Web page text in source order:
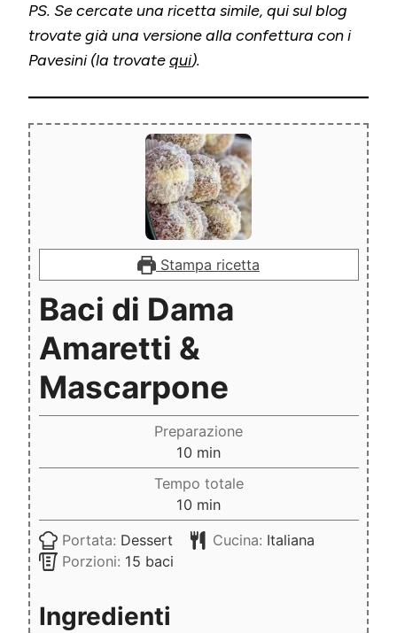
PS. Se cercate una ricetta simile, qui sul blog
trovate già una versione alla confettura con i
Pavesini (la trovatequi).
Stampa ricetta
Baci di Dama
Amaretti &
Mascarpone
Preparazione
10 minuti
min
Tempo totale
10 minuti
min
Portata: Dessert Cucina: Italiana
Porzioni: 15 baci
Ingredienti